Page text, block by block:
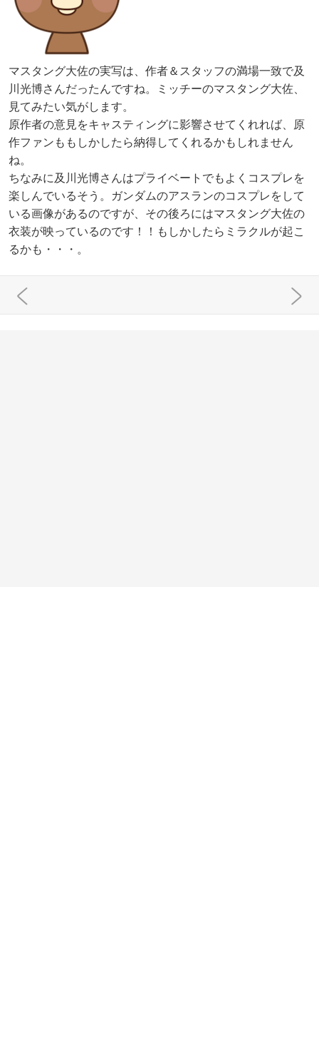
マスタング大佐の実写は、作者＆スタッフの満場一致で及
川光博さんだったんですね。ミッチーのマスタング大佐、
見てみたい気がします。
原作者の意見をキャスティングに影響させてくれれば、原
作ファンももしかしたら納得してくれるかもしれません
ね。
ちなみに及川光博さんはプライベートでもよくコスプレを
楽しんでいるそう。ガンダムのアスランのコスプレをして
いる画像があるのですが、その後ろにはマスタング大佐の
衣装が映っているのです！！もしかしたらミラクルが起こ
るかも・・・。